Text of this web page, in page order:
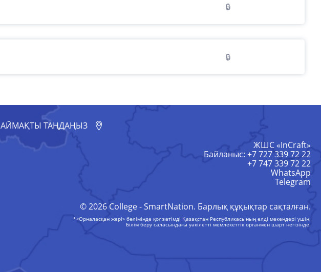
🔒
🔒
АЙМАҚТЫ ТАҢДАҢЫЗ
ЖШС «InCraft»
Байланыс: +7 727 339 72 22
+7 747 339 72 22
WhatsApp
Telegram
© 2026 College - SmartNation. Барлық құқықтар сақталған.
*«Орналасқан жері» бөлімінде қолжетімді Қазақстан Республикасының елді мекендері үшін.
Білім беру саласындағы уәкілетті мемлекеттік органмен шарт негізінде.